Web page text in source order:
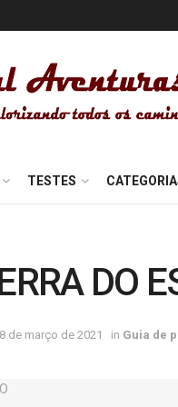
TESTES
DO
de março de 2021 in Guia de